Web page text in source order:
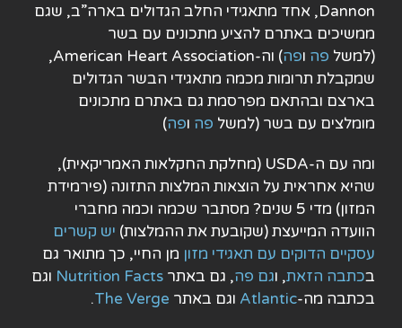
Dannon, אחד מתאגידי החלב הגדולים בארה”ב, שגם
ממשיכים באתרם להציע מתכונים עם בשר
(למשל פה ופה
) וה-American Heart Association,
שמקבלת תרומות מכמה מתאגידי הבשר הגדולים
בארצם ובהתאם מפרסמת גם באתרם מתכונים
מומלצים עם בשר (למשל פה ופה)
ומה עם ה-USDA (מחלקת החקלאות האמריקאית),
שהיא אחראית על הוצאות המלצות התזונה (פירמידת
המזון) מדי 5 שנים? מסתבר שכמה וכמה מחברי
הוועדה המייעצת (שקובעת את ההמלצות) יש קשרים
עסקיים הדוקים עם תאגידי מזון מן החיי, כך מתואר גם
בכתבה הזאת, וגם פה, גם באתר Nutrition Facts וגם
בכתבה מה-Atlantic וגם באתר The Verge
.